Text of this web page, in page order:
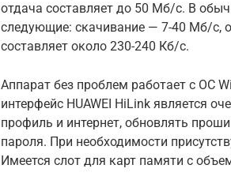
отдача составляет до 50 Мб/с. В
следующие: скачивание — 7-40 Мб/с,
составляет около 230-240 Кб/с.
Аппарат без проблем работает с ОС
интерфейс HUAWEI HiLink является
профиль и интернет, обновлять
пароля. При необходимости
Имеется слот для карт памяти с